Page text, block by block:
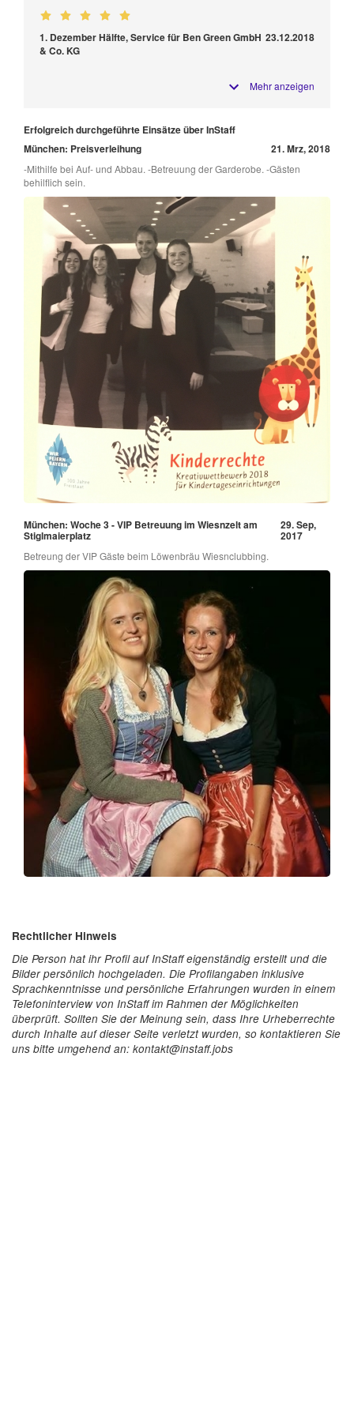
1. Dezember Hälfte, Service für Ben Green GmbH
& Co. KG
23.12.2018
Mehr anzeigen
Erfolgreich durchgeführte Einsätze über InStaff
München: Preisverleihung
21. Mrz, 2018
-Mithilfe bei Auf- und Abbau. -Betreuung der Garderobe. -Gästen
behilflich sein.
München: Woche 3 - VIP Betreuung im Wiesnzelt am
Stiglmaierplatz
29. Sep,
2017
Betreung der VIP Gäste beim Löwenbräu Wiesnclubbing.
Rechtlicher Hinweis
Die Person hat ihr Profil auf InStaff eigenständig erstellt und die
Bilder persönlich hochgeladen. Die Profilangaben inklusive
Sprachkenntnisse und persönliche Erfahrungen wurden in einem
Telefoninterview von InStaff im Rahmen der Möglichkeiten
überprüft. Sollten Sie der Meinung sein, dass Ihre Urheberrechte
durch Inhalte auf dieser Seite verletzt wurden, so kontaktieren Sie
uns bitte umgehend an: kontakt@instaff.jobs